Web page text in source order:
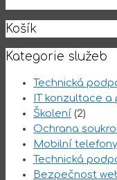
Košík
Kategorie služeb
Technická
IT konzultace a
Školení (2)
Ochrana
Mobilní
Technická
Bezpečnost